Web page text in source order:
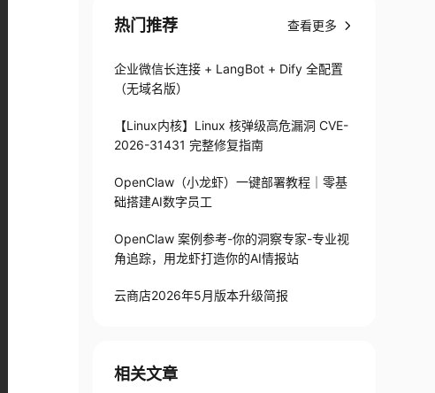
热门推荐 查看更多
企业微信长连接 + LangBot + Dify 全配置
（无域名版）
【Linux内核】Linux 核弹级高危漏洞 CVE-
2026-31431 完整修复指南
OpenClaw（小龙虾）一键部署教程｜零基
础搭建AI数字员工
OpenClaw 案例参考-你的洞察专家-专业视
角追踪，用龙虾打造你的AI情报站
云商店2026年5月版本升级简报
相关文章